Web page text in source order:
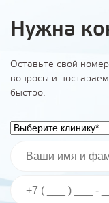
Нужна
Оставьте свой
вопросы и
быстро.